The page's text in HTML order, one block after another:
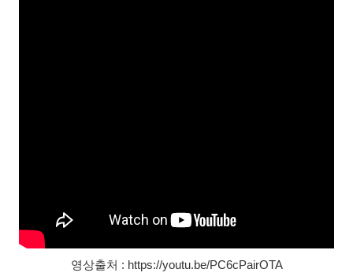
영상출처 : https://youtu.be/PC6cPairOTA